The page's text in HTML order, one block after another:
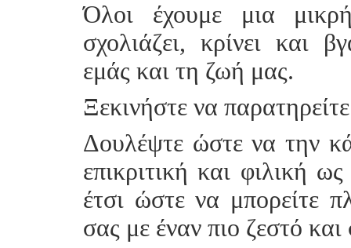
Όλοι έχουμε μια
σχολιάζει, κρίνει και
εμάς και τη ζωή μας.
Ξεκινήστε να
Δουλέψτε ώστε να την
επικριτική και φιλική
έτσι ώστε να μπορείτε
σας με έναν πιο ζεστό